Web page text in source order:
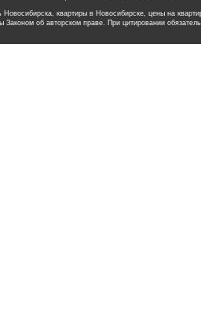
квартиры в Новосибирске, цены на
об авторском праве. При цитировании